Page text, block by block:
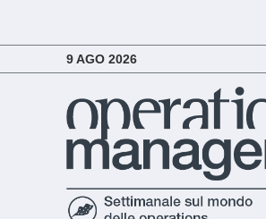
9 AGO 2026